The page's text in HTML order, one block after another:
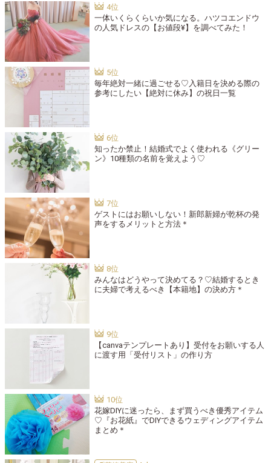
一体いくらくらいか気になる。ハツコエンドウ
の人気ドレスの【お値段¥】を調べてみた！
毎年絶対一緒に過ごせる♡入籍日を決める際の
参考にしたい【絶対に休み】の祝日一覧
知ったか禁止！結婚式でよく使われる《グリー
ン》10種類の名前を覚えよう♡
ゲストにはお願いしない！新郎新婦が乾杯の発
声をするメリットと方法＊
みんなはどうやって決めてる？♡結婚するとき
に夫婦で考えるべき【本籍地】の決め方＊
【canvaテンプレートあり】受付をお願いする人
に渡す用「受付リスト」の作り方
花嫁DIYに迷ったら、まず買うべき優秀アイテム
♡『お花紙』でDIYできるウェディングアイテム
まとめ＊